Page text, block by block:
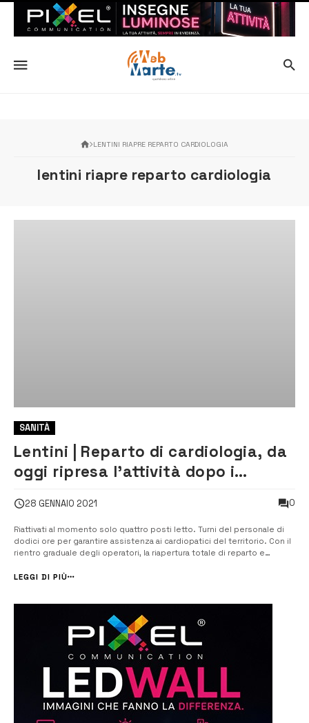
LENTINI RIAPRE REPARTO CARDIOLOGIA
lentini riapre reparto cardiologia
SANITÀ
Lentini | Reparto di cardiologia, da
oggi ripresa l’attività dopo i
28 GENNAIO 2021 0
Riattivati al momento solo quattro posti letto. Turni del personale di
dodici ore per garantire assistenza ai cardiopatici del territorio. Con il
rientro graduale degli operatori, la riapertura totale di reparto e
all’ospedale di Lentini quattro posti letto, due di terapia ...
LEGGI DI PIÙ